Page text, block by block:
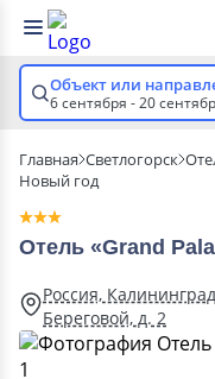
Объект или
6 сентября - 20
Главная Светлогорск
Новый год
Отель «Grand
Россия,
Береговой, д. 2